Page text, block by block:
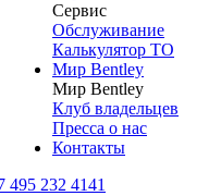
Сервис
Обслуживание
Калькулятор ТО
Мир Bentley
Мир Bentley
Клуб владельцев
Пресса о нас
Контакты
495 232 4141